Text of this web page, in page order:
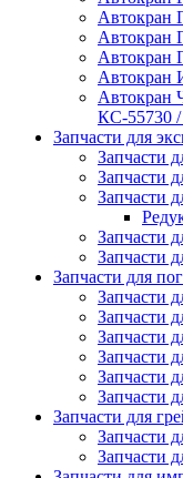
Автокран
Автокран
Автокран
Автокран
Автокран
КС-55730 /
Запчасти для
Запчасти
Запчасти
Запчасти
Запчасти
Запчасти
Запчасти для
Запчасти
Запчасти
Запчасти
Запчасти
Запчасти
Запчасти
Запчасти для
Запчасти
Запчасти